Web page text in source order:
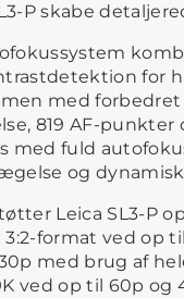
P skabe
for
med
819 AF-
med fuld
og
Leica SL3-P
3:2-format ved op
med brug af
ved op til 60p og